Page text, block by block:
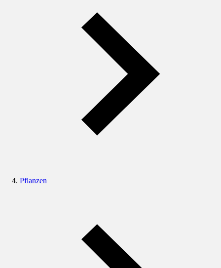
Pflanzen